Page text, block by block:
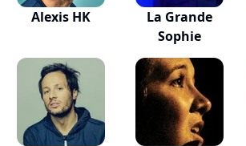
Alexis HK
La Grande
Sophie